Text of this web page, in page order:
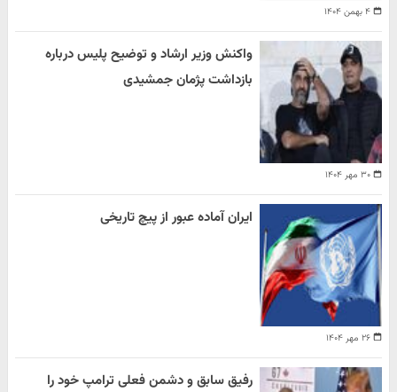
۴ بهمن ۱۴۰۴
۳۰ مهر ۱۴۰۴
واکنش وزیر ارشاد و توضیح پلیس درباره
بازداشت پژمان جمشیدی
۲۶ مهر ۱۴۰۴
ایران آماده عبور از پیچ تاریخی
رفیق سابق و دشمن فعلی ترامپ خود را